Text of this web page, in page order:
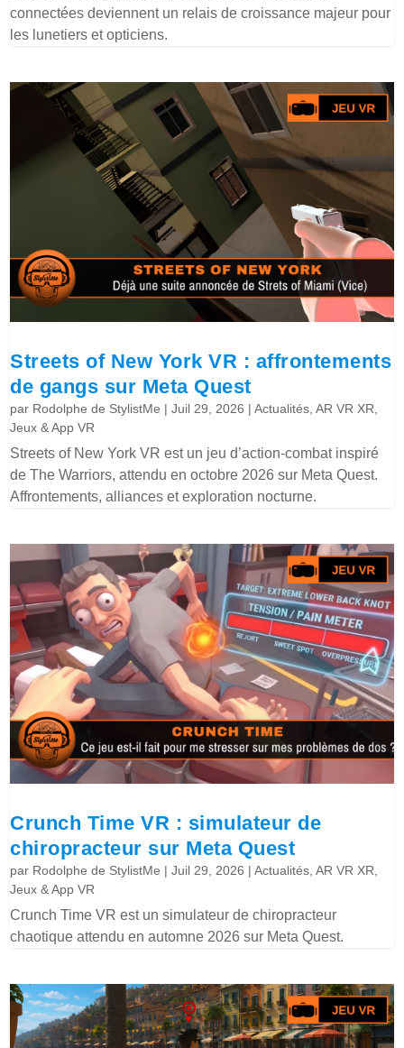
connectées deviennent un relais de croissance majeur pour
les lunetiers et opticiens.
Streets of New York VR : affrontements
de gangs sur Meta Quest
par Rodolphe de StylistMe |Juil 29, 2026 |Actualités ,AR VR XR
Jeux & App VR
Streets of New York VR est un jeu d’action-combat inspiré
de The Warriors, attendu en octobre 2026 sur Meta Quest.
Affrontements, alliances et exploration nocturne.
Crunch Time VR : simulateur de
chiropracteur sur Meta Quest
par Rodolphe de StylistMe |Juil 29, 2026 |Actualités ,AR VR XR
Jeux & App VR
Crunch Time VR est un simulateur de chiropracteur
chaotique attendu en automne 2026 sur Meta Quest.